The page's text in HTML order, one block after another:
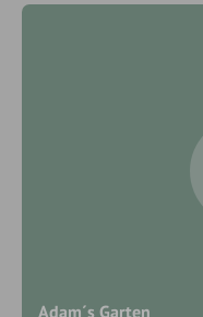
Adam´s Garten